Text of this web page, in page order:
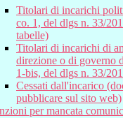
Titolari di incarichi
co. 1, del dlgs n. 33/
tabelle)
Titolari di incarichi di
direzione o di governo
1-bis, del dlgs n. 33/
Cessati dall'incarico
pubblicare sul sito web)
per mancata